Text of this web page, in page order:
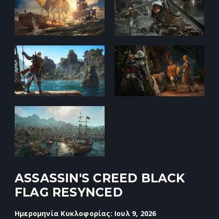
ASSASSIN'S CREED BLACK
FLAG RESYNCED
Ημερομηνία Κυκλοφορίας: Ιουλ 9, 2026